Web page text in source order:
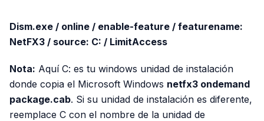
Dism.exe / online / enable-feature / featurename:
NetFX3 / source: C: / LimitAccess
Nota: Aquí C: es tu windows unidad de instalación
donde copia el Microsoft Windows netfx3 ondemand
package.cab. Si su unidad de instalación es diferente,
reemplace C con el nombre de la unidad de